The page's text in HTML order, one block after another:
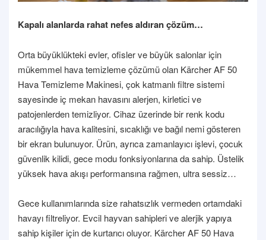
Kapalı alanlarda rahat nefes aldıran çözüm…
Orta büyüklükteki evler, ofisler ve büyük salonlar için
mükemmel hava temizleme çözümü olan Kärcher AF 50
Hava Temizleme Makinesi, çok katmanlı filtre sistemi
sayesinde iç mekan havasını alerjen, kirletici ve
patojenlerden temizliyor. Cihaz üzerinde bir renk kodu
aracılığıyla hava kalitesini, sıcaklığı ve bağıl nemi gösteren
bir ekran bulunuyor. Ürün, ayrıca zamanlayıcı işlevi, çocuk
güvenlik kilidi, gece modu fonksiyonlarına da sahip. Üstelik
yüksek hava akışı performansına rağmen, ultra sessiz…
Gece kullanımlarında size rahatsızlık vermeden ortamdaki
havayı filtreliyor. Evcil hayvan sahipleri ve alerjik yapıya
sahip kişiler için de kurtarıcı oluyor. Kärcher AF 50 Hava